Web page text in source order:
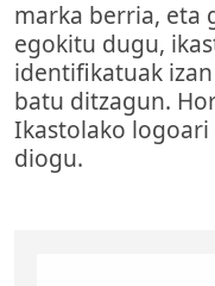
marka berria, eta
egokitu dugu,
identifikatuak
batu ditzagun.
Ikastolako
diogu.